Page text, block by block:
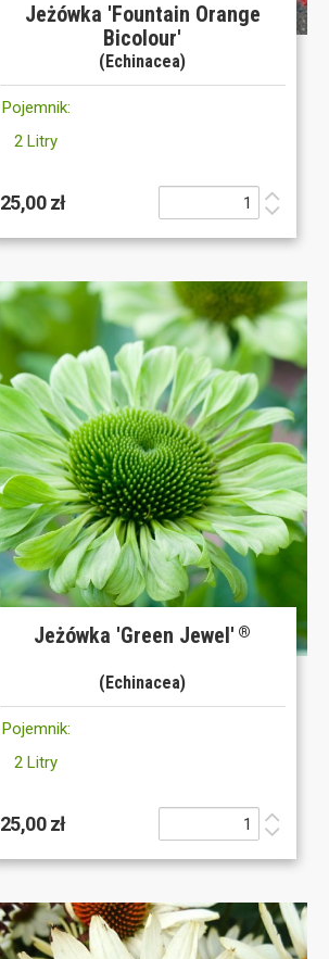
Jeżówka 'Fountain Orange
Bicolour'
(Echinacea)
Pojemnik:
2 Litry
25,00 zł
Jeżówka 'Green Jewel' ®
(Echinacea)
Pojemnik:
2 Litry
25,00 zł